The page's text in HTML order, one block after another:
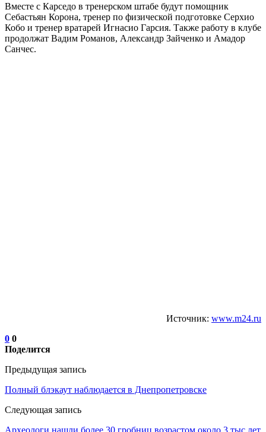
Вместе с Карседо в тренерском штабе будут помощник
Себастьян Корона, тренер по физической подготовке Серхио
Кобо и тренер вратарей Игнасио Гарсия. Также работу в клубе
продолжат Вадим Романов, Александр Зайченко и Амадор
Санчес.
Источник: www.m24.ru
0 0
Поделится
Предыдущая запись
Полный блэкаут наблюдается в Днепропетровске
Следующая запись
Археологи нашли более 30 гробниц возрастом около 3 тыс лет